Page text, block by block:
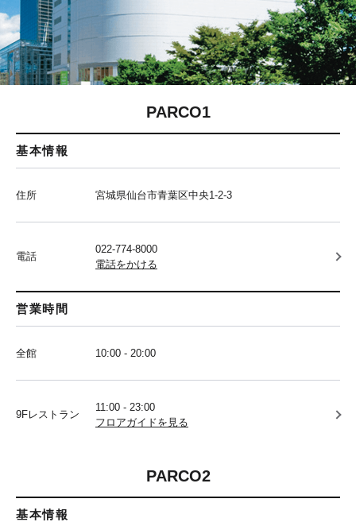
PARCO1
基本情報
住所 宮城県仙台市青葉区中央1-2-3
電話
022-774-8000
電話をかける
営業時間
全館 10:00 - 20:00
9Fレストラン
11:00 - 23:00
フロアガイドを見る
PARCO2
基本情報